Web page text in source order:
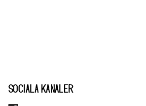
SOCIALA KANALER